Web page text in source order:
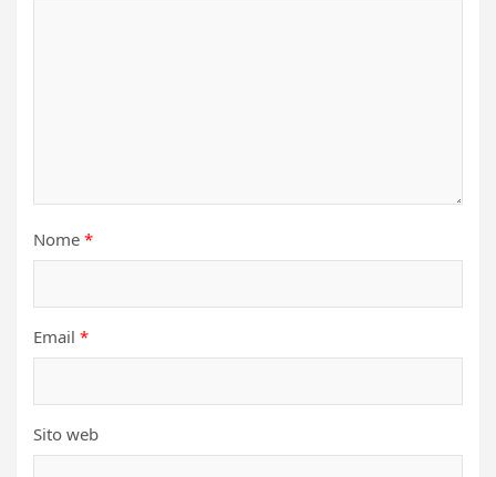
Nome *
Email *
Sito web